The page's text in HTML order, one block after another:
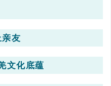
友
文化底蕴